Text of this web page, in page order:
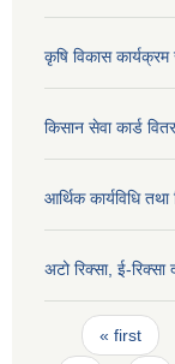
कृषि विकास
किसान सेवा कार्ड
आर्थिक कार्यविधि
अटो रिक्सा, ई-रिक्सा
Pages
« first